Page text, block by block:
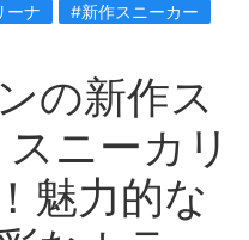
ーナ #新作スニーカー
の新作ス
ニーカリ
魅力的な